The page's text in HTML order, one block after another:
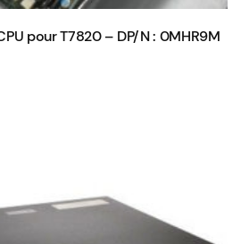
pour T7820 – DP/N : 0MHR9M